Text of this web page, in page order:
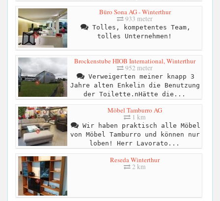
Büro Sona AG - Winterthur
933 meter
Tolles, kompetentes Team,
tolles Unternehmen!
Brockenstube HIOB International, Winterthur
952 meter
Verweigerten meiner knapp 3
Jahre alten Enkelin die Benutzung
der Toilette.nHätte die...
Möbel Tamburro AG
1 km
Wir haben praktisch alle Möbel
von Möbel Tamburro und können nur
loben! Herr Lavorato...
Reseda Winterthur
2 km